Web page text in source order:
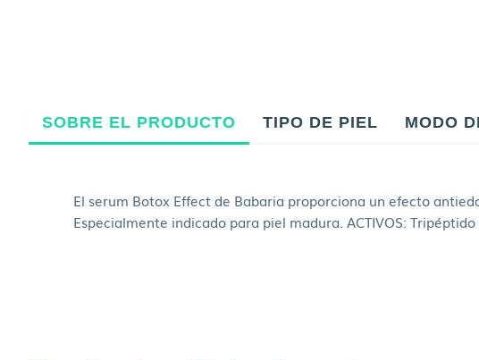
SOBRE EL PRODUCTO TIPO DE PIEL MODO
El serum Botox Effect de Babaria proporciona un efecto
Especialmente indicado para piel madura. ACTIVOS: